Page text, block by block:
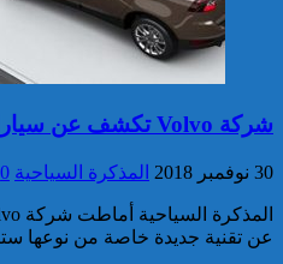
لثلاثة أطنان و960 كيلوغراما من
مخدر الشيرا
العثور على جثة شخص يرجح أن
شركة Volvo تكشف عن سيارات ضد حوادث الطرق
30 نوفمبر 2018 المذكرة السياحية 0
عن تقنية جديدة خاصة من نوعها